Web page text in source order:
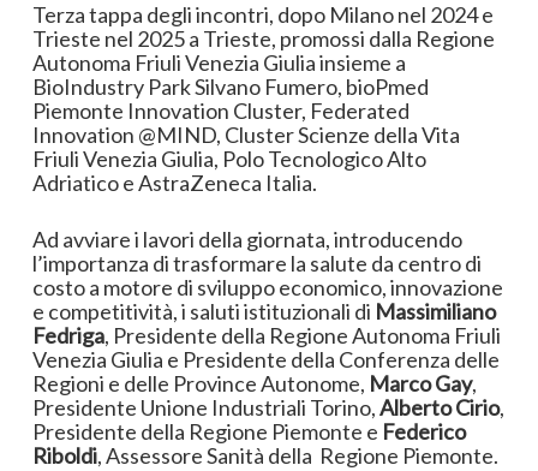
Terza tappa degli incontri, dopo Milano nel 2024 e
Trieste nel 2025 a Trieste, promossi dalla Regione
Autonoma Friuli Venezia Giulia insieme a
BioIndustry Park Silvano Fumero, bioPmed
Piemonte Innovation Cluster, Federated
Innovation @MIND, Cluster Scienze della Vita
Friuli Venezia Giulia, Polo Tecnologico Alto
Adriatico e AstraZeneca Italia.
Ad avviare i lavori della giornata, introducendo
l’importanza di trasformare la salute da centro di
costo a motore di sviluppo economico, innovazione
e competitività, i saluti istituzionali di Massimiliano
Fedriga, Presidente della Regione Autonoma Friuli
Venezia Giulia e Presidente della Conferenza delle
Regioni e delle Province Autonome, Marco Gay,
Presidente Unione Industriali Torino,Alberto Cirio,
Presidente della Regione Piemonte e Federico
Riboldi, Assessore Sanità della Regione Piemonte.